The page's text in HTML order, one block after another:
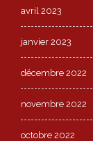
avril 2023
janvier 2023
décembre 2022
novembre 2022
octobre 2022